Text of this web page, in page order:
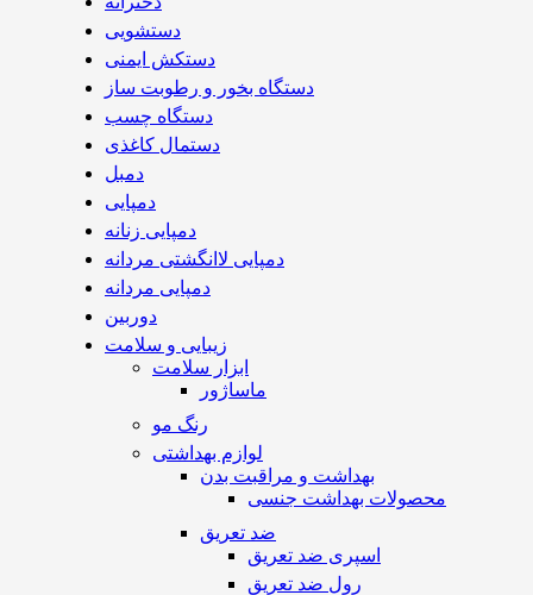
دستشویی
دستکش ایمنی
دستگاه بخور و رطوبت ساز
دستگاه چسب
دستمال کاغذی
دمبل
دمپایی
دمپایی زنانه
دمپایی لاانگشتی مردانه
دمپایی مردانه
دوربین
زیبایی و سلامت
ابزار سلامت
ماساژور
رنگ مو
لوازم بهداشتی
بهداشت و مراقبت بدن
محصولات بهداشت جنسی
ضد تعریق
اسپری ضد تعریق
رول ضد تعریق